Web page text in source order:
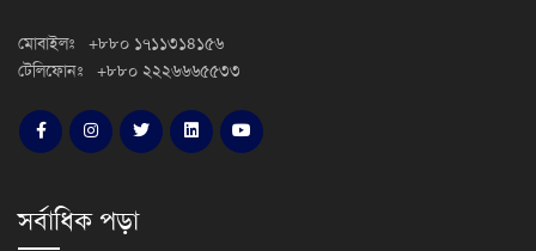
মোবাইলঃ +৮৮০ ১৭১১৩১৪১৫৬
টেলিফোনঃ +৮৮০ ২২২৬৬৬৫৫৩৩
সর্বাধিক পড়া